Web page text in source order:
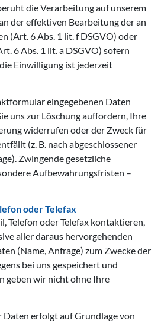
die Verarbeitung auf unserem
der effektiven Bearbeitung der an
(Art. 6 Abs. 1 lit. f DSGVO) oder
6 Abs. 1 lit. a DSGVO) sofern
Einwilligung ist jederzeit
eingegebenen Daten
uns zur Löschung auffordern, Ihre
widerrufen oder der Zweck für
(z. B. nach abgeschlossener
Zwingende gesetzliche
Aufbewahrungsfristen –
oder Telefax
Telefon oder Telefax kontaktieren,
aller daraus hervorgehenden
(Name, Anfrage) zum Zwecke der
bei uns gespeichert und
geben wir nicht ohne Ihre
Daten erfolgt auf Grundlage von